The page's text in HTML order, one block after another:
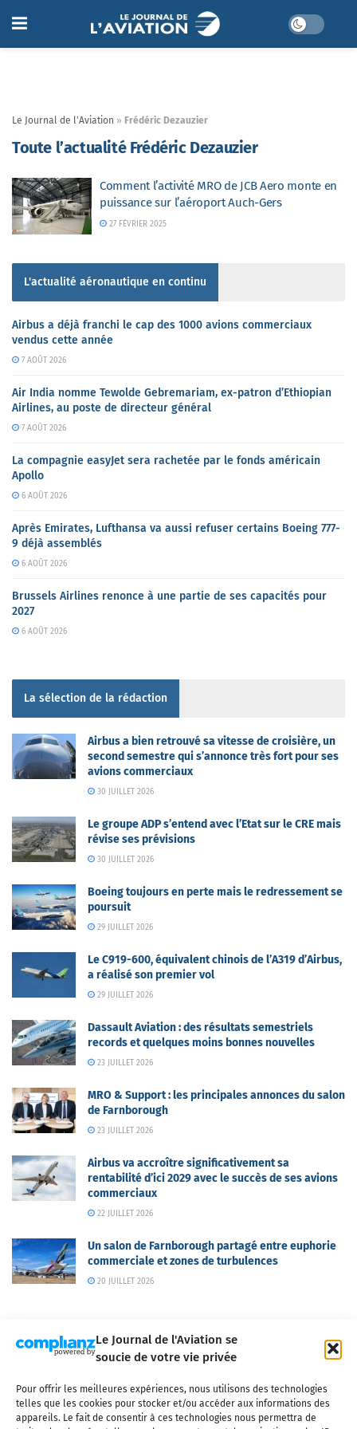
Le Journal de l'Aviation se
soucie de votre vie privée
Pour offrir les meilleures expériences, nous utilisons des technologies
telles que les cookies pour stocker et/ou accéder aux informations des
appareils. Le fait de consentir à ces technologies nous permettra de
Le Journal de l'Aviation » Frédéric Dezauzier
Toute l’actualité Frédéric Dezauzier
Comment l’activité MRO de JCB Aero monte en
puissance sur l’aéroport Auch-Gers
27 FÉVRIER 2025
L'actualité aéronautique en continu
Airbus a déjà franchi le cap des 1000 avions commerciaux
vendus cette année
7 AOÛT 2026
Air India nomme Tewolde Gebremariam, ex-patron d’Ethiopian
Airlines, au poste de directeur général
7 AOÛT 2026
La compagnie easyJet sera rachetée par le fonds américain
Apollo
6 AOÛT 2026
Après Emirates, Lufthansa va aussi refuser certains Boeing 777-
9 déjà assemblés
6 AOÛT 2026
Brussels Airlines renonce à une partie de ses capacités pour
2027
6 AOÛT 2026
La sélection de la rédaction
Airbus a bien retrouvé sa vitesse de croisière, un
second semestre qui s’annonce très fort pour ses
avions commerciaux
30 JUILLET 2026
Le groupe ADP s’entend avec l’Etat sur le CRE mais
révise ses prévisions
30 JUILLET 2026
Boeing toujours en perte mais le redressement se
poursuit
29 JUILLET 2026
Le C919-600, équivalent chinois de l’A319 d’Airbus,
a réalisé son premier vol
29 JUILLET 2026
Dassault Aviation : des résultats semestriels
records et quelques moins bonnes nouvelles
23 JUILLET 2026
MRO & Support : les principales annonces du salon
de Farnborough
23 JUILLET 2026
Airbus va accroître significativement sa
rentabilité d’ici 2029 avec le succès de ses avions
commerciaux
22 JUILLET 2026
Un salon de Farnborough partagé entre euphorie
commerciale et zones de turbulences
20 JUILLET 2026
Qui sommes-nous ? Nous contacter
Partenaires
Mentions légales
CGV Politique de confidentialité Cookies